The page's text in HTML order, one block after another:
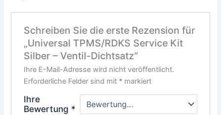
Schreiben Sie die erste Rezension für
„Universal TPMS/RDKS Service Kit
Silber – Ventil-Dichtsatz“
Ihre E-Mail-Adresse wird nicht veröffentlicht.
Erforderliche Felder sind mit *markiert
Ihre
Bewertung *